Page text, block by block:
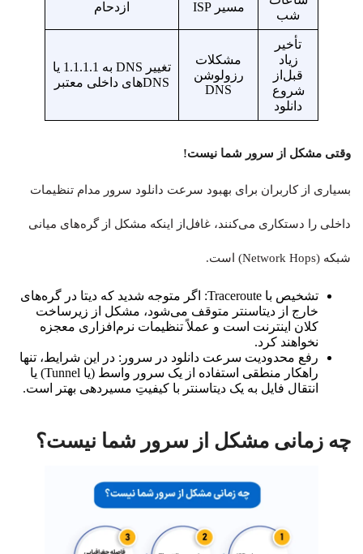
شب
مسیر ISP ازدحام
تأخیر
زیاد
قبل‌از
شروع
دانلود
مشکلات
رزولوشن
DNS
تغییر DNS به 1.1.1.1 یا
DNSهای داخلی معتبر
وقتی مشکل از سرور شما نیست!
بسیاری از کاربران برای بهبود سرعت دانلود سرور مدام تنظیمات
داخلی را دستکاری می‌کنند، غافل‌از اینکه مشکل از گره‌های میانی
شبکه (Network Hops) است.
تشخیص با Traceroute: اگر متوجه شدید که دیتا در گره‌های
خارج از دیتاسنتر متوقف می‌شود، مشکل از زیرساخت
کلان اینترنت است و عملاً تنظیمات نرم‌افزاری معجزه
نخواهند کرد.
رفع محدودیت سرعت دانلود در سرور: در این شرایط، تنها
راهکار منطقی استفاده از یک سرور واسط (یا Tunnel) یا
انتقال فایل به یک دیتاسنتر با کیفیتِ مسیردهی بهتر است.
چه زمانی مشکل از سرور شما نیست؟